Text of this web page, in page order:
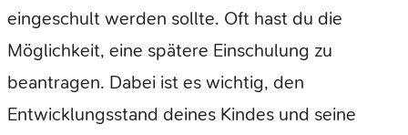
eingeschult werden sollte. Oft hast du die
Möglichkeit, eine spätere Einschulung zu
beantragen. Dabei ist es wichtig, den
Entwicklungsstand deines Kindes und seine